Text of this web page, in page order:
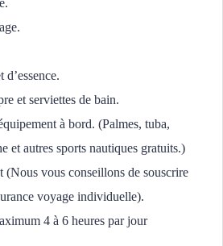
d’essence.
et serviettes de bain.
à bord. (Palmes, tuba,
et autres sports nautiques gratuits.)
(Nous vous conseillons de souscrire
voyage individuelle).
4 à 6 heures par jour